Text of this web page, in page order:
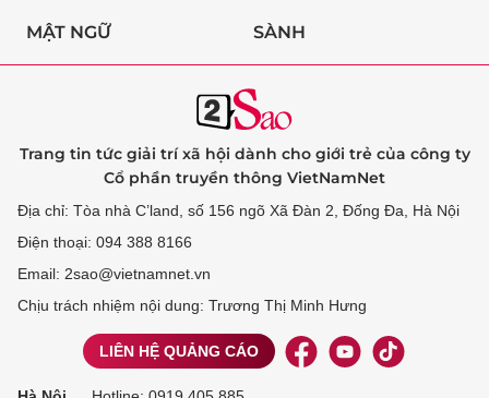
MẬT NGỮ SÀNH
Trang tin tức giải trí xã hội dành cho giới trẻ của công ty
Cổ phần truyền thông VietNamNet
Địa chỉ: Tòa nhà C’land, số 156 ngõ Xã Đàn 2, Đống Đa, Hà Nội
Điện thoại: 094 388 8166
Email: 2sao@vietnamnet.vn
Chịu trách nhiệm nội dung: Trương Thị Minh Hưng
LIÊN HỆ QUẢNG CÁO